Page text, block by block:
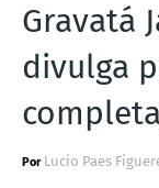
Gravatá
divulga
Lucio Paes